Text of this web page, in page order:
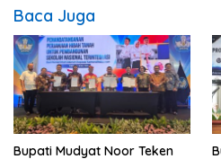
Baca Juga
Bupati Mudyat Noor Teken